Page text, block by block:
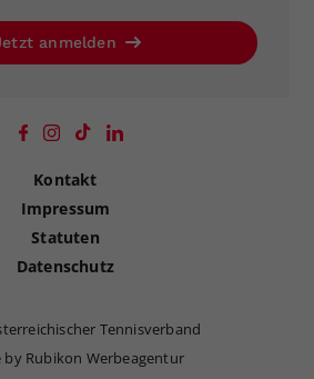
anmelden
Kontakt
Impressum
Statuten
Datenschutz
Tennisverband
by Rubikon Werbeagentur